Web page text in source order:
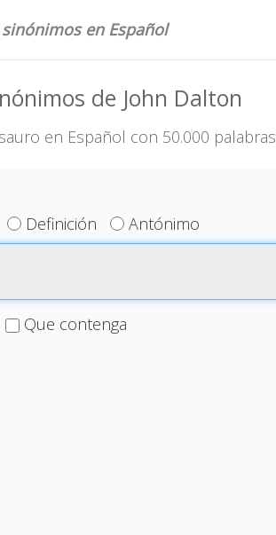
en Español
de John Dalton
en Español con 50.000 palabras
Definición Antónimo
Que contenga